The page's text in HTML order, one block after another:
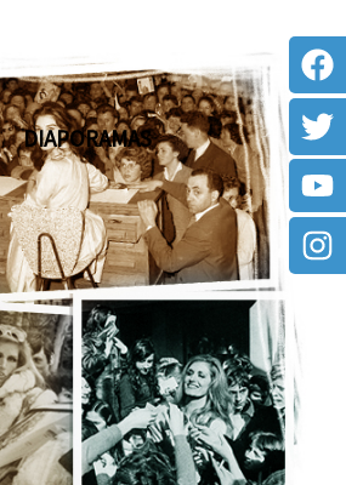
DIAPORAMAS